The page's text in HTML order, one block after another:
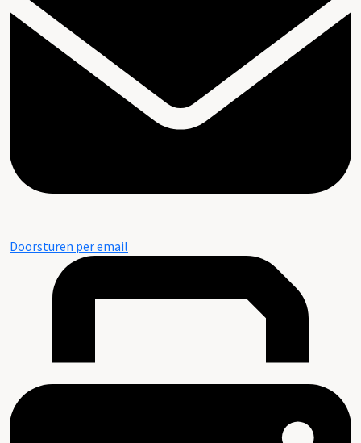
Doorsturen per email